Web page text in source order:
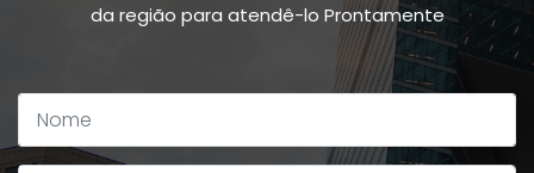
da região para atendê-lo Prontamente